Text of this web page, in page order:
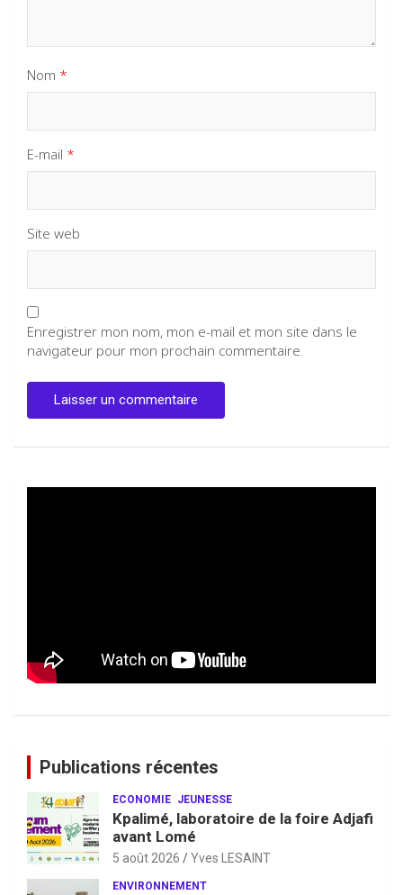
Nom *
E-mail *
Site web
Enregistrer mon nom, mon e-mail et mon site dans le
navigateur pour mon prochain commentaire.
Publications récentes
ECONOMIE JEUNESSE
Kpalimé, laboratoire de la foire Adjafi
avant Lomé
5 août 2026 Yves LESAINT
ENVIRONNEMENT